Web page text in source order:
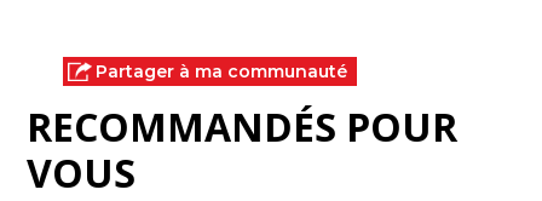
Partager à ma communauté
RECOMMANDÉS POUR
VOUS